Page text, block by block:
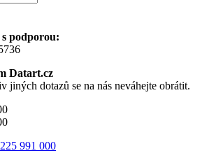
podporou:
Datart.cz
jiných dotazů se na nás neváhejte obrátit.
991 000